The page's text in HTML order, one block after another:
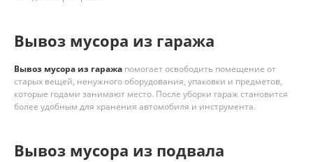
Вывоз мусора из гаража
Вывоз мусора из гаража помогает освободить помещение от
старых вещей, ненужного оборудования, упаковки и предметов,
которые годами занимают место. После уборки гараж становится
более удобным для хранения автомобиля и инструмента.
Вывоз мусора из подвала